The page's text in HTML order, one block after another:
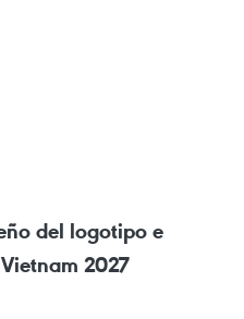
del logotipo e
2027